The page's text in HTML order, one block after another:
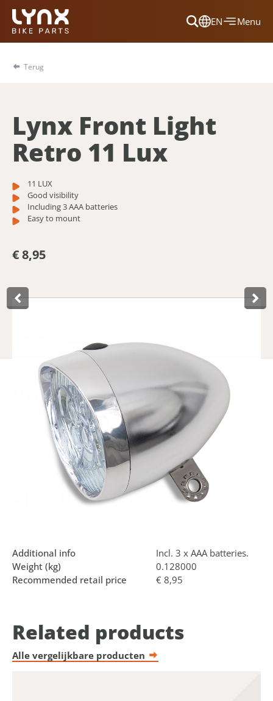
EN
Dansk
Nederlands
Menu
Terug
Lynx Front Light
Retro 11 Lux
11 LUX
Good visibility
Including 3 AAA batteries
Easy to mount
€ 8,95
Product­omschrijving
This Retro Koplamo by LYNX contains 11 LUX and is
suitable for your bike. The headlight is easy to use and has
a high visibility. Comes standard with 3 AAA batteries and
packed in a neat blister pack.
Specificaties
Additional info
Incl. 3 x AAA batteries.
Weight (kg)
0.128000
Recommended retail price
€ 8,95
Related products
Alle vergelijkbare producten